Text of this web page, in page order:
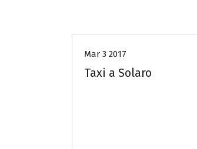
Mar 3 2017
Taxi a Solaro